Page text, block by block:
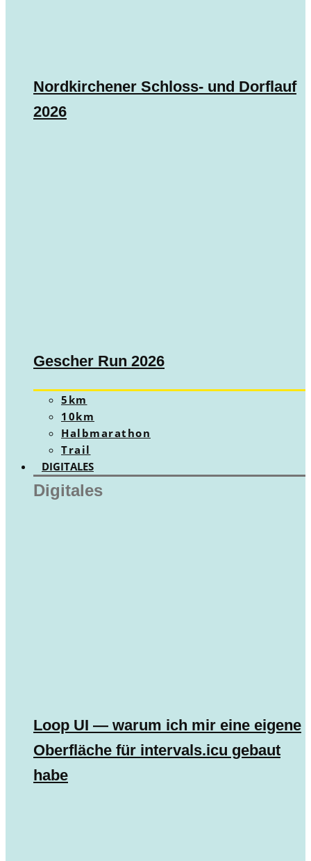
Nordkirchener Schloss- und Dorflauf
2026
Gescher Run 2026
5km
10km
Halbmarathon
Trail
DIGITALES
Digitales
Loop UI — warum ich mir eine eigene
Oberfläche für intervals.icu gebaut
habe